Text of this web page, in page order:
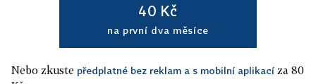
40 Kč
na první dva měsíce
Nebo zkuste předplatné bez reklam a s mobilní aplikací za 80